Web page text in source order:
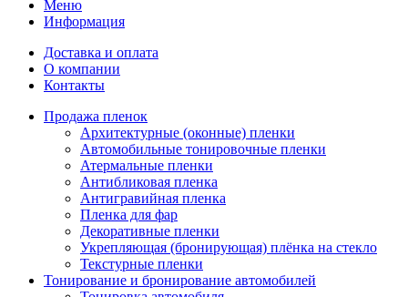
Меню
Информация
Доставка и оплата
О компании
Контакты
Продажа пленок
Архитектурные (оконные) пленки
Автомобильные тонировочные пленки
Атермальные пленки
Антибликовая пленка
Антигравийная пленка
Пленка для фар
Декоративные пленки
Укрепляющая (бронирующая) плёнка на стекло
Текстурные пленки
Тонирование и бронирование автомобилей